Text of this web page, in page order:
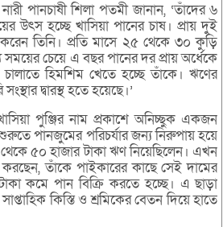
পানচাষী শিলা পতমী জানান, ‘তাঁদের ৬
উৎস হচ্ছে খাসিয়া পানের চাষ। প্রায় দুই
তিনি। প্রতি মাসে ২৫ থেকে ৩০ কুড়ি
চেয়ে এ বছর পানের দর প্রায় অর্ধেকে
হিমশিম খেতে হচ্ছে তাঁকে। ঋণের
দ্বারস্থ হতে হয়েছে।’
পুঞ্জির নাম প্রকাশে অনিচ্ছুক একজন
শুরুতে পানজুমের পরিচর্যার জন্য নিরুপায় হয়ে
৫০ হাজার টাকা ঋণ নিয়েছিলেন। এখন
করছেন, তাঁকে পাইকারের কাছে সেই দামের
কমে পান বিক্রি করতে হচ্ছে। এ ছাড়া
কিস্তি ও শ্রমিকের বেতন দিয়ে হাতে